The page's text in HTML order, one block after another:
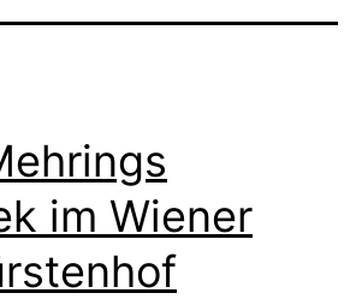
im Wiener